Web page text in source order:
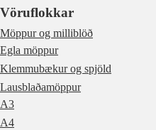
Vöruflokkar
Möppur og milliblöð
Egla möppur
Klemmubækur og spjöld
Lausblaðamöppur
A3
A4